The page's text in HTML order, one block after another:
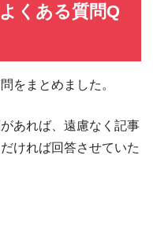
くある質問Q
をまとめました。
あれば、遠慮なく記事
ければ回答させていた